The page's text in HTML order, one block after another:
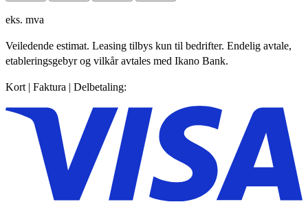
eks. mva
Veiledende estimat. Leasing tilbys kun til bedrifter. Endelig avtale,
etableringsgebyr og vilkår avtales med Ikano Bank.
Kort | Faktura | Delbetaling: